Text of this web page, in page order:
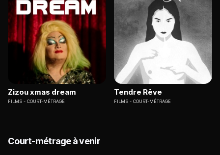
Zizou xmas dream
FILMS COURT-MÉTRAGE
Tendre Rêve
FILMS COURT-MÉTRAGE
Court-métrage à venir